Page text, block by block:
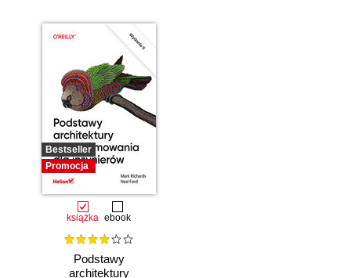
Bestseller
Promocja
książka ebook
Podstawy
architektury